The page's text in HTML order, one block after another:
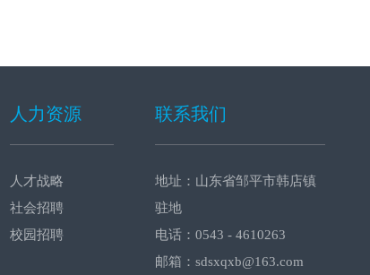
人力资源
人才战略
社会招聘
校园招聘
联系我们
地址：山东省邹平市韩店镇
驻地
电话：0543 - 4610263
邮箱：sdsxqxb@163.com